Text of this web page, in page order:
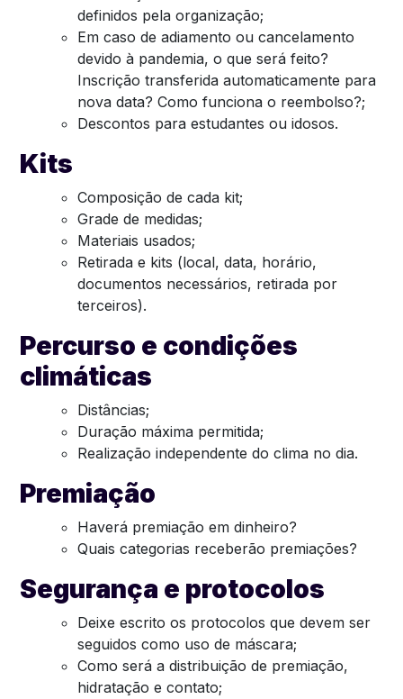
definidos pela organização;
Em caso de adiamento ou cancelamento
devido à pandemia, o que será feito?
Inscrição transferida automaticamente para
nova data? Como funciona o reembolso?;
Descontos para estudantes ou idosos.
Kits
Composição de cada kit;
Grade de medidas;
Materiais usados;
Retirada e kits (local, data, horário,
documentos necessários, retirada por
terceiros).
Percurso e condições
climáticas
Distâncias;
Duração máxima permitida;
Realização independente do clima no dia.
Premiação
Haverá premiação em dinheiro?
Quais categorias receberão premiações?
Segurança e protocolos
Deixe escrito os protocolos que devem ser
seguidos como uso de máscara;
Como será a distribuição de premiação,
hidratação e contato;